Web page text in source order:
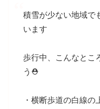
積雪が少ない地域で
います
歩行中、こんなとこ
う⛑
・横断歩道の白線の